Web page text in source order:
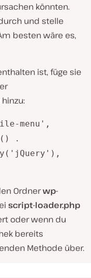
könnten.
und stelle
besten wäre es,
ist, füge sie
menu',
.
Ordnerwp-
script-loader.php
oder wenn du
bereits
Methode über.